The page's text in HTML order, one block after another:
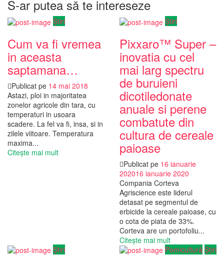
S-ar putea să te intereseze
Știri
Cum va fi vremea
in aceasta
saptamana…
Publicat pe 14 mai 2018
Astazi, ploi in majoritatea
zonelor agricole din tara, cu
temperaturi in usoara
scadere. La fel va fi, insa, si in
zilele viitoare. Temperatura
maxima...
Citește mai mult
Știri
Pixxaro™ Super –
inovatia cu cel
mai larg spectru
de buruieni
dicotiledonate
anuale si perene
combatute din
cultura de cereale
paioase
Publicat pe 16 ianuarie
202016 ianuarie 2020
Compania Corteva
Agriscience este liderul
detasat pe segmentul de
erbicide la cereale paioase, cu
o cota de piata de 33%.
Corteva are un portofoliu...
Citește mai mult
Știri
Pomicultură Știri